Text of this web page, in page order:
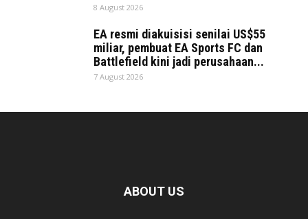
8 August 2026
EA resmi diakuisisi senilai US$55
miliar, pembuat EA Sports FC dan
Battlefield kini jadi perusahaan...
7 August 2026
ABOUT US